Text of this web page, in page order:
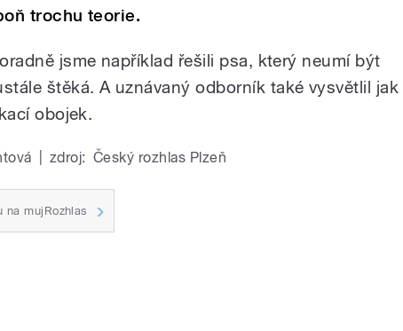
trochu teorie.
jsme například řešili psa, který neumí být
štěká. A uznávaný odborník také vysvětlil jak
obojek.
zdroj: Český rozhlas Plzeň
mujRozhlas